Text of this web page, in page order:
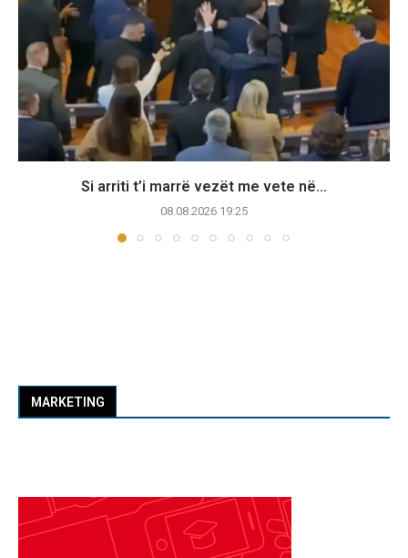
Si arriti t’i marrë vezët me vete në...
08.08.2026 19:25
MARKETING